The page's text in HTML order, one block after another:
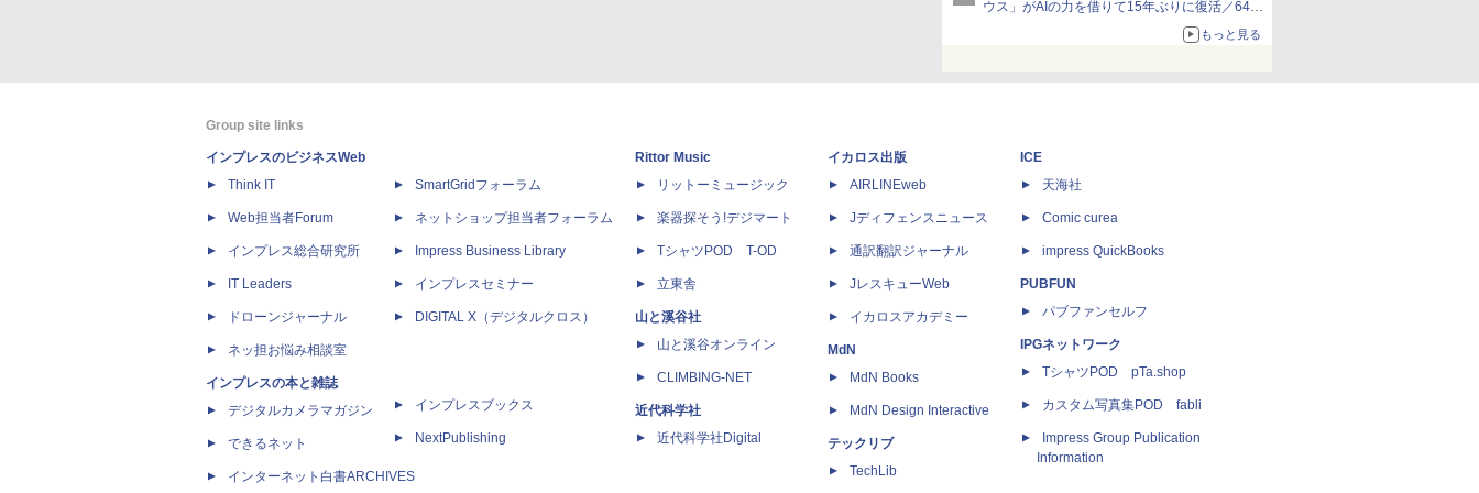
ウス」がAIの力を借りて15年ぶりに復活／64bit
化、Windows 10/11、「Chrome」も走り回
る。復活記念で2026年末まで500円
もっと見る
Group site links
インプレスのビジネスWeb
Think IT
Web担当者Forum
インプレス総合研究所
IT Leaders
ドローンジャーナル
ネッ担お悩み相談室
インプレスの本と雑誌
デジタルカメラマガジン
できるネット
インターネット白書ARCHIVES
SmartGridフォーラム
ネットショップ担当者フォーラム
Impress Business Library
インプレスセミナー
DIGITAL X（デジタルクロス）
インプレスブックス
NextPublishing
Rittor Music
リットーミュージック
楽器探そう!デジマート
TシャツPOD T-OD
立東舎
山と溪谷社
山と溪谷オンライン
CLIMBING-NET
近代科学社
近代科学社Digital
イカロス出版
AIRLINEweb
Jディフェンスニュース
通訳翻訳ジャーナル
JレスキューWeb
イカロスアカデミー
MdN
MdN Books
MdN Design Interactive
テックリブ
TechLib
ICE
天海社
Comic curea
impress QuickBooks
PUBFUN
パブファンセルフ
IPGネットワーク
TシャツPOD pTa.shop
カスタム写真集POD fabli
Impress Group Publication
Information